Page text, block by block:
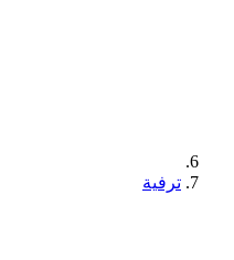
ترفية